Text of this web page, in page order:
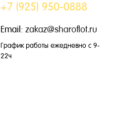
+7 (925) 950-0888
Email: zakaz@sharoflot.ru
График работы ежедневно с 9-
22ч